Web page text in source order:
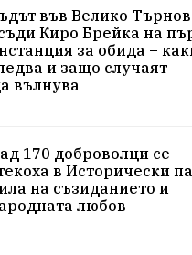
във Велико
Киро Брейка на
за обида –
и защо случаят
вълнува
170 доброволци се
в Исторически
на съзиданието и
любов